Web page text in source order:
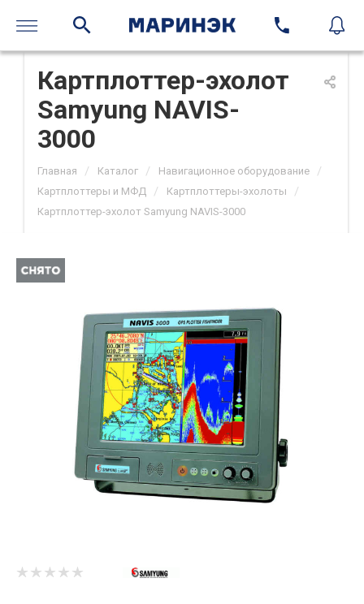
Картплоттер-эхолот
Samyung NAVIS-
3000
Главная / Каталог / Навигационное оборудование /
Картплоттеры и МФД / Картплоттеры-эхолоты /
Картплоттер-эхолот Samyung NAVIS-3000